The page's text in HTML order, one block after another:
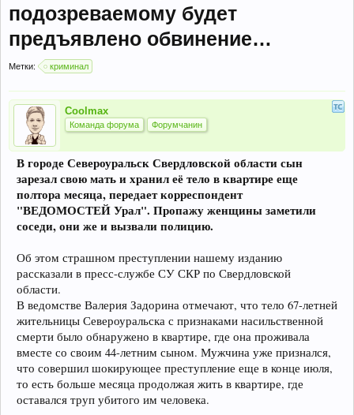
подозреваемому будет
предъявлено обвинение…
Метки: криминал
Coolmax
Команда форума Форумчанин
В городе Североуральск Свердловской области сын
зарезал свою мать и хранил её тело в квартире еще
полтора месяца, передает корреспондент
"ВЕДОМОСТЕЙ Урал". Пропажу женщины заметили
соседи, они же и вызвали полицию.
Об этом страшном преступлении нашему изданию
рассказали в пресс-службе СУ СКР по Свердловской
области.
В ведомстве Валерия Задорина отмечают, что тело 67-летней
жительницы Североуральска с признаками насильственной
смерти было обнаружено в квартире, где она проживала
вместе со своим 44-летним сыном. Мужчина уже признался,
что совершил шокирующее преступление еще в конце июля,
то есть больше месяца продолжая жить в квартире, где
оставался труп убитого им человека.